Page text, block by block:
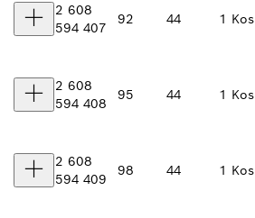
2 608
594 407
92 44 1 Kos
2 608
594 408
95 44 1 Kos
2 608
594 409
98 44 1 Kos